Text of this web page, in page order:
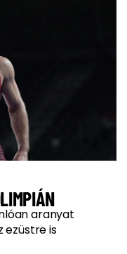
aranyat
ezüstre is